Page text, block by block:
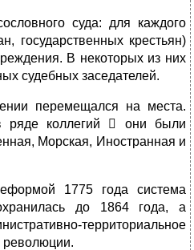
суда: для каждого
государственных крестьян)
В некоторых из них
судебных заседателей.
перемещался на места.
ряде коллегий  они были
Морская, Иностранная и
1775 года система
до 1864 года, а
территориальное
революции.